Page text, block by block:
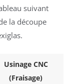
suivant
la découpe
Usinage CNC
(Fraisage)